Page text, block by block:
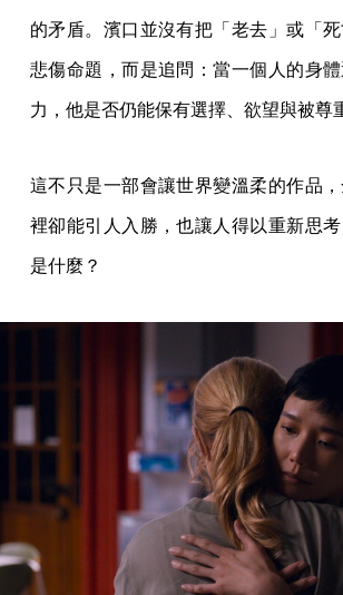
的矛盾。濱口並沒有把「老去」或「
悲傷命題，而是追問：當一個人的身
力，他是否仍能保有選擇、欲望與被尊
這不只是一部會讓世界變溫柔的作品
裡卻能引人入勝，也讓人得以重新思
是什麼？